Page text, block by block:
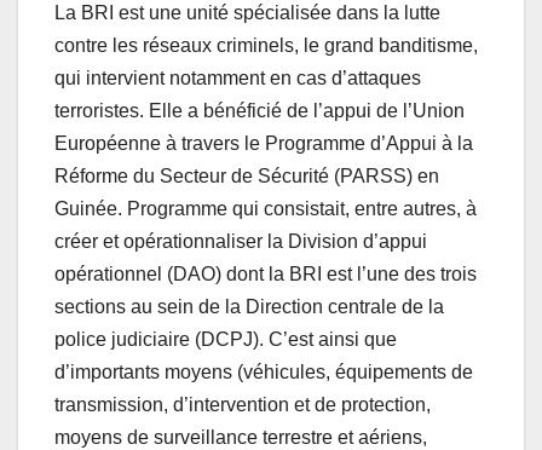
La BRI est une unité spécialisée dans la lutte
contre les réseaux criminels, le grand banditisme,
qui intervient notamment en cas d’attaques
terroristes. Elle a bénéficié de l’appui de l’Union
Européenne à travers le Programme d’Appui à la
Réforme du Secteur de Sécurité (PARSS) en
Guinée. Programme qui consistait, entre autres, à
créer et opérationnaliser la Division d’appui
opérationnel (DAO) dont la BRI est l’une des trois
sections au sein de la Direction centrale de la
police judiciaire (DCPJ). C’est ainsi que
d’importants moyens (véhicules, équipements de
transmission, d’intervention et de protection,
moyens de surveillance terrestre et aériens,